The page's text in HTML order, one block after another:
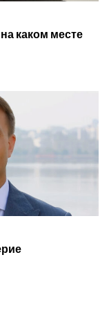
каком месте